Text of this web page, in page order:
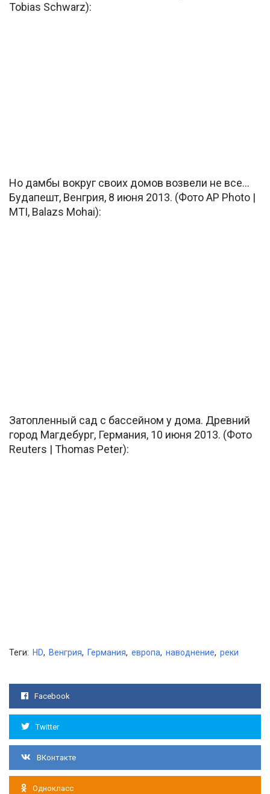
Tobias Schwarz):
Но дамбы вокруг своих домов возвели не все…
Будапешт, Венгрия, 8 июня 2013. (Фото AP Photo |
MTI, Balazs Mohai):
Затопленный сад с бассейном у дома. Древний
город Магдебург, Германия, 10 июня 2013. (Фото
Reuters | Thomas Peter):
Теги: HD, Венгрия, Германия, европа, наводнение, реки
Facebook
Twitter
ВКонтакте
Однокласс